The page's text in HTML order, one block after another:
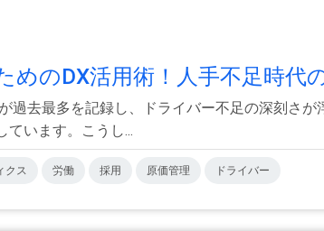
めのDX活用術！人手不足時代
過去最多を記録し、ドライバー不足の深刻さ
ています。こうし...
クス 労働 採用 原価管理 ドライバー